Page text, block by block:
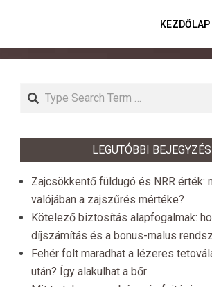
KEZDŐLAP
Search
LEGUTÓBBI
Zajcsökkentő füldugó és NRR érték:
valójában a zajszűrés mértéke?
Kötelező biztosítás alapfogalmak:
díjszámítás és a bonus-malus
Fehér folt maradhat a lézeres
után? Így alakulhat a bőr